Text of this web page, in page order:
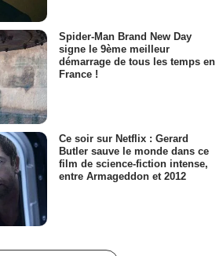
Spider-Man Brand New Day
signe le 9ème meilleur
démarrage de tous les temps en
France !
Ce soir sur Netflix : Gerard
Butler sauve le monde dans ce
film de science-fiction intense,
entre Armageddon et 2012